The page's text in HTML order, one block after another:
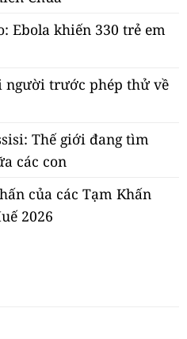
Ebola khiến 330 trẻ em
người trước phép thử về
Thế giới đang tìm
các con
của các Tạm Khấn
2026